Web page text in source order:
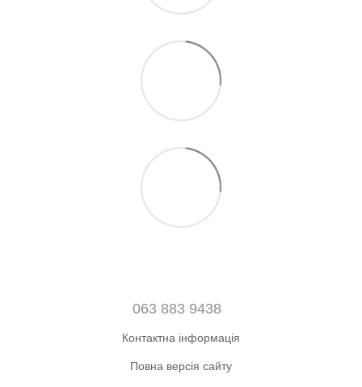
063 883 9438
Контактна інформація
Повна версія сайту